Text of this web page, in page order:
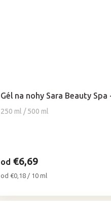
Gél na nohy Sara Beauty
250 ml / 500 ml
hodnotenie
produktu
je
od €6,69
Jednotková
od €0,18 / 10 ml